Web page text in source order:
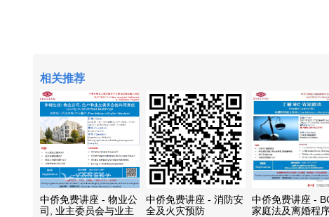
相关推荐
中侨免费讲座 - 物业公
司, 业主委员会与业主
中侨免费讲座 - 消防安
全及火灾预防
中侨免费讲座 -
家庭法及离婚程